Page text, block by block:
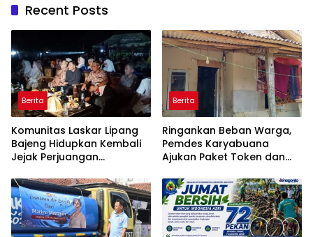
Recent Posts
Berita
Komunitas Laskar Lipang
Bajeng Hidupkan Kembali
Jejak Perjuangan
Wabup Takalar: Apresiasi
Bahwa Sejarah Adalah
Warisan yang Tak Ternilai”.
Berita
Ringankan Beban Warga,
Pemdes Karyabuana
Ajukan Paket Token dan
PLN